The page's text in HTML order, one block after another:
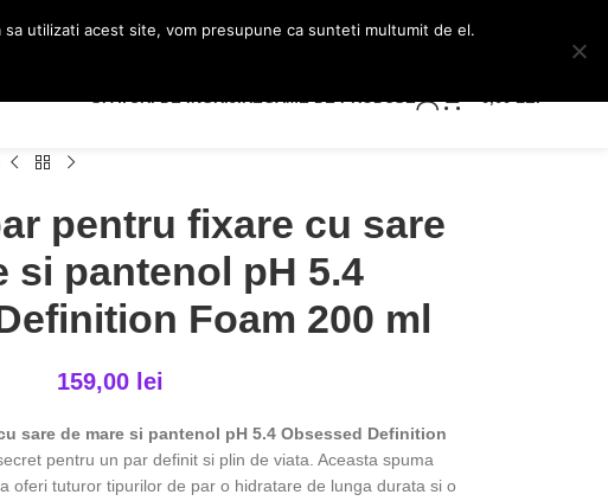
Transport GRATUIT pentru comenzile mai mari de 249 lei!
0,00LEI
pentru fixare cu sare
si pantenol pH 5.4
Foam 200 ml
159,00 lei
sare de mare si pantenol pH 5.4 Obsessed Definition
pentru un par definit si plin de viata. Aceasta spuma
oferi tuturor tipurilor de par o hidratare de lunga durata si o
utilizati acest site, vom presupune ca sunteti multumit de el.